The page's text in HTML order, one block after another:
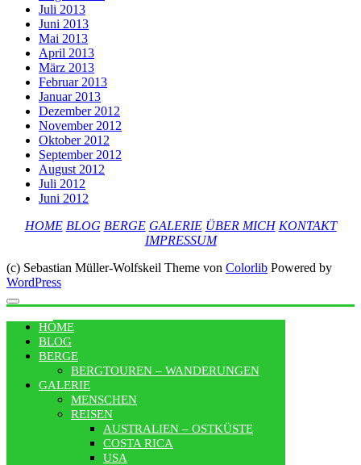
Juli 2013
Juni 2013
Mai 2013
April 2013
März 2013
Februar 2013
Januar 2013
Dezember 2012
November 2012
Oktober 2012
September 2012
August 2012
Juli 2012
Juni 2012
HOME BLOG BERGE GALERIE ÜBER MICH KONTAKT
IMPRESSUM
(c) Sebastian Müller-Wolfskeil Theme von Colorlib Powered by
WordPress
MENU
HOME
BLOG
BERGE
BERGTOUREN – WANDERUNGEN
GALERIE
MENSCHEN
REISEN
AUSTRALIEN – OSTKÜSTE
COSTA RICA
USA